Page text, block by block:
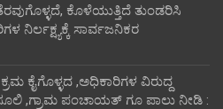
ಕೊಳೆಯುತ್ತಿದೆ ತುಂಡರಿಸಿ
ನಿರ್ಲಕ್ಷ್ಯಕ್ಕೆ ಸಾರ್ವಜನಿಕರ
ಕೈಗೊಳ್ಳದ ,ಅಧಿಕಾರಿಗಳ ವಿರುದ್ದ
,ಗ್ರಾಮ ಪಂಚಾಯತ್ ಗೂ ಪಾಲು ನೀಡಿ :